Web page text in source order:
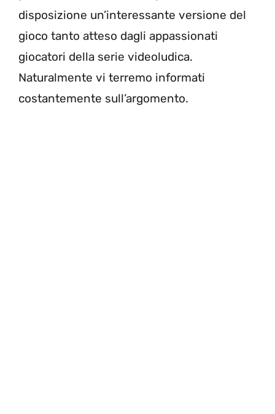
disposizione un’interessante versione del
gioco tanto atteso dagli appassionati
giocatori della serie videoludica.
Naturalmente vi terremo informati
costantemente sull’argomento.